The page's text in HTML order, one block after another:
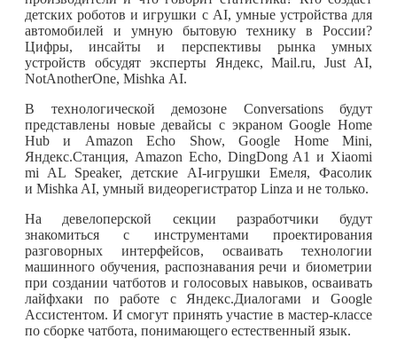
детских роботов и игрушки с AI, умные устройства для
автомобилей и умную бытовую технику в России?
Цифры, инсайты и перспективы рынка умных
устройств обсудят эксперты Яндекс, Mail.ru, Just AI,
NotAnotherOne, Mishka AI.
В технологической демозоне Conversations будут
представлены новые девайсы с экраном Google Home
Hub и Amazon Echo Show, Google Home Mini,
Яндекс.Станция, Amazon Echo, DingDong A1 и Xiaomi
mi AL Speaker, детские AI-игрушки Емеля, Фасолик
и Mishka AI, умный видеорегистратор Linza и не только.
На девелоперской секции разработчики будут
знакомиться с инструментами проектирования
разговорных интерфейсов, осваивать технологии
машинного обучения, распознавания речи и биометрии
при создании чатботов и голосовых навыков, осваивать
лайфхаки по работе с Яндекс.Диалогами и Google
Ассистентом. И смогут принять участие в мастер-классе
по сборке чатбота, понимающего естественный язык.